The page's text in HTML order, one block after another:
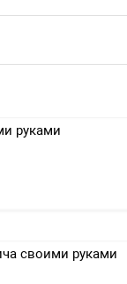
руками
своими руками